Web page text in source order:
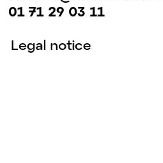
01 71 29 03 11
Legal notice